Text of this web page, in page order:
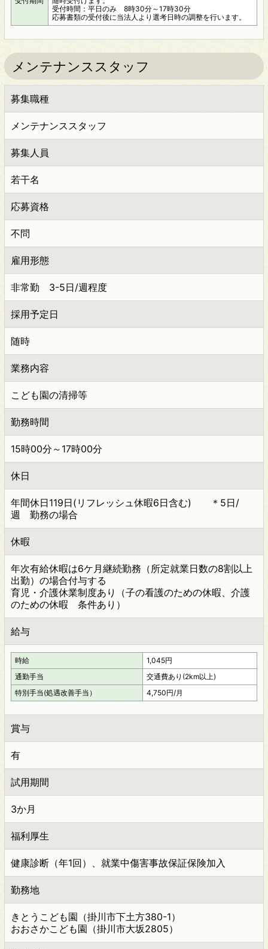
受付時間：平日のみ 8時30分～17時30分
応募書類の受付後に当法人より選考日時の調整を行います。
メンテナンススタッフ
募集職種
メンテナンススタッフ
募集人員
若干名
応募資格
不問
雇用形態
非常勤 3-5日/週程度
採用予定日
随時
業務内容
こども園の清掃等
勤務時間
15時00分～17時00分
休日
年間休日119日(リフレッシュ休暇6日含む) ＊5日/
週 勤務の場合
休暇
年次有給休暇は6ケ月継続勤務（所定就業日数の8割以上
出勤）の場合付与する
育児・介護休業制度あり（子の看護のための休暇、介護
のための休暇 条件あり）
給与
時給
1,045円
通勤手当
交通費あり(2km以上)
特別手当(処遇改善手当）
4,750円/月
賞与
有
試用期間
3か月
福利厚生
健康診断（年1回）、就業中傷害事故保証保険加入
勤務地
きとうこども園（掛川市下土方380-1）
おおさかこども園（掛川市大坂2805）